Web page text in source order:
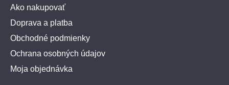
Ako nakupovať
Doprava a platba
Obchodné podmienky
Ochrana osobných údajov
Moja objednávka